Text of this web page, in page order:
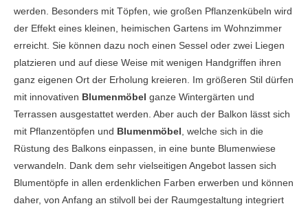
werden. Besonders mit Töpfen, wie großen Pflanzenkübeln wird
der Effekt eines kleinen, heimischen Gartens im Wohnzimmer
erreicht. Sie können dazu noch einen Sessel oder zwei Liegen
platzieren und auf diese Weise mit wenigen Handgriffen ihren
ganz eigenen Ort der Erholung kreieren. Im größeren Stil dürfen
mit innovativen Blumenmöbel ganze Wintergärten und
Terrassen ausgestattet werden. Aber auch der Balkon lässt sich
mit Pflanzentöpfen und Blumenmöbel , welche sich in die
Rüstung des Balkons einpassen, in eine bunte Blumenwiese
verwandeln. Dank dem sehr vielseitigen Angebot lassen sich
Blumentöpfe in allen erdenklichen Farben erwerben und können
daher, von Anfang an stilvoll bei der Raumgestaltung integriert